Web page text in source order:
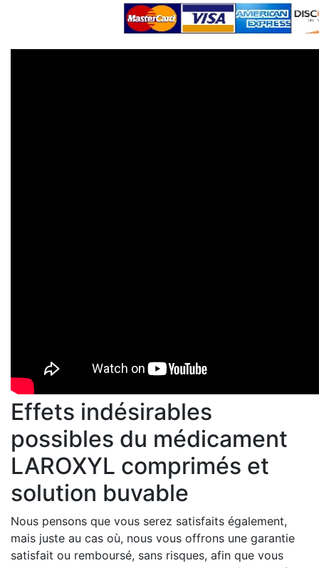
Effets indésirables
possibles du médicament
LAROXYL comprimés et
solution buvable
Nous pensons que vous serez satisfaits également,
mais juste au cas où, nous vous offrons une garantie
satisfait ou remboursé, sans risques, afin que vous